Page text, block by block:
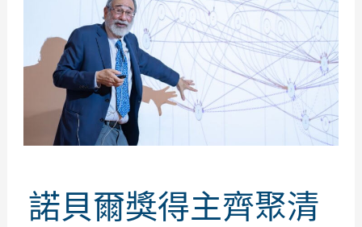
諾貝爾獎得主齊聚清